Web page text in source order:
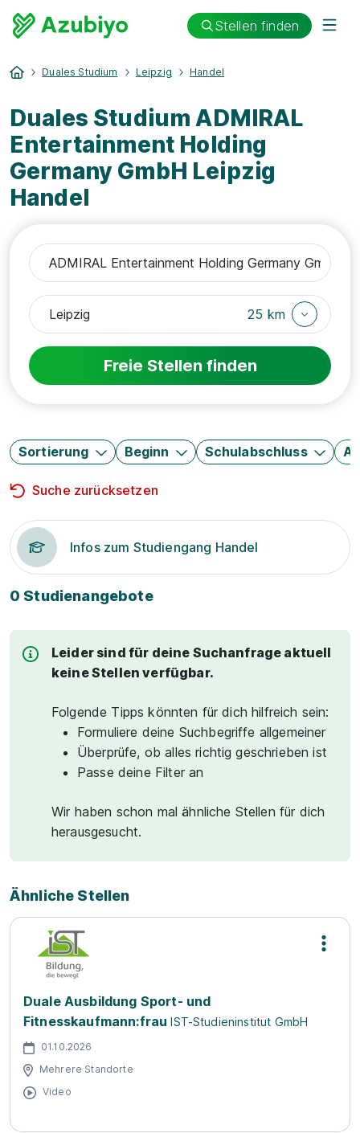
Stellen finden
Duales Studium Leipzig Handel
Duales Studium ADMIRAL
Entertainment Holding
Germany GmbH Leipzig
Handel
25 km
Freie Stellen finden
Sortierung Beginn Schulabschluss
Suche zurücksetzen
Infos zum Studiengang Handel
0 Studienangebote
Leider sind für deine Suchanfrage aktuell
keine Stellen verfügbar.
Folgende Tipps könnten für dich hilfreich sein:
Formuliere deine Suchbegriffe allgemeiner
Überprüfe, ob alles richtig geschrieben ist
Passe deine Filter an
Wir haben schon mal ähnliche Stellen für dich
herausgesucht.
Ähnliche Stellen
Duale Ausbildung Sport- und
Fitnesskaufmann:frau IST-Studieninstitut GmbH
01.10.2026
Mehrere Standorte
Video